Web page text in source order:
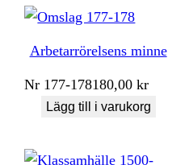
Arbetarrörelsens minne
Nr 177-178180,00kr
Lägg till i varukorg